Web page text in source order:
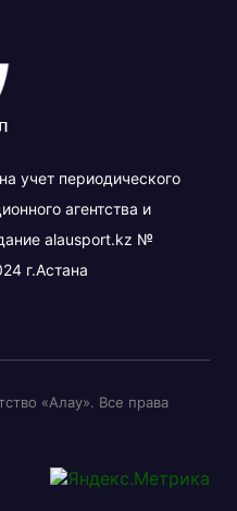
учет периодического
агентства и
alausport.kz №
г.Астана
«Алау». Все права